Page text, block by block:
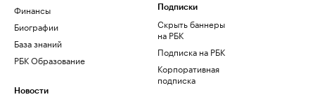
Финансы
Биографии
База знаний
РБК Образование
Новости
Подписки
Скрыть баннеры
на РБК
Подписка на РБК
Корпоративная
подписка